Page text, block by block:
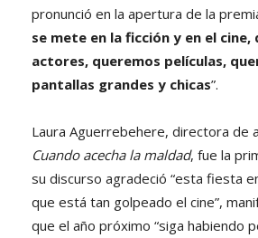
pronunció en la apertura de la
se mete en la ficción y en el cine,
actores, queremos películas,
pantallas grandes y chicas”.
Laura Aguerrebehere, directora de
Cuando acecha la maldad, fue la
su discurso agradeció “esta fiesta
que está tan golpeado el cine”,
que el año próximo “siga habiendo